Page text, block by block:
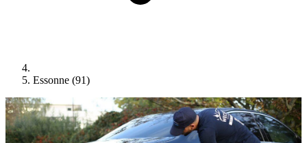
Essonne (91)